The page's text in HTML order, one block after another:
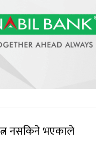
नसकिने भएकाले